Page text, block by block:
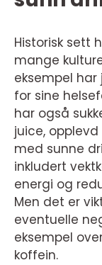
Historisk sett
mange
eksempel
for sine
har også
juice,
med sunne
inkludert
energi og
Men det er
eventuelle
eksempel
koffein.